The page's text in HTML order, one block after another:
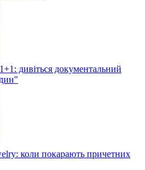
дивіться документальний
коли покарають причетних